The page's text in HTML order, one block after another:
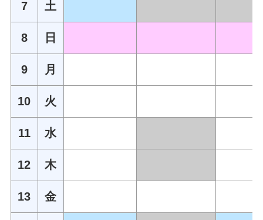
7 土
8 日
9 月
10 火
11 水
12 木
13 金